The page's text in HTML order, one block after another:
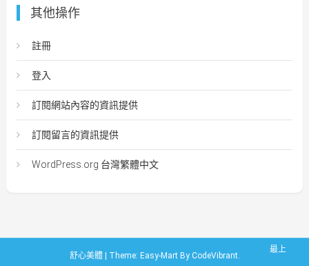
其他操作
註冊
登入
訂閱網站內容的資訊提供
訂閱留言的資訊提供
WordPress.org 台灣繁體中文
最上
舒心美體 Theme: Easy-Mart By CodeVibrant.